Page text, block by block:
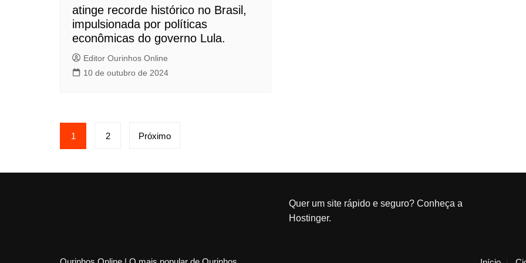
atinge recorde histórico no Brasil,
impulsionada por políticas
econômicas do governo Lula.
Editor Ourinhos Online
10 de outubro de 2024
a
g
1 2 Próximo
Quer um site rápido e seguro? Conheça a
Hostinger.